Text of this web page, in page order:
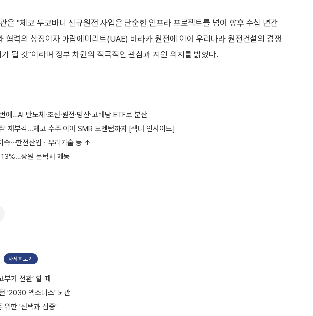
은 "체코 두코바니 신규원전 사업은 단순한 인프라 프로젝트를 넘어 향후 수십 년간
협력의 상징이자 아랍에미리트(UAE) 바라카 원전에 이어 우리나라 원전건설의 경쟁
될 것"이라며 정부 차원의 적극적인 관심과 지원 의지를 밝혔다.
…AI 반도체·조선·원전·방산·고배당 ETF로 분산
' 재부각...체코 수주 이어 SMR 모멘텀까지 [섹터 인사이드]
속⋯한전산업ㆍ우리기술 등 ↑
상원 문턱서 제동
자세히보기
가 전환’ 할 때
'2030 엑소더스' 뇌관
위한 '선택과 집중'